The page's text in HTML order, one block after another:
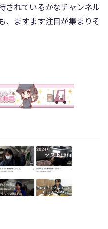
されているかなチャンネル
、ますます注目が集まりそ